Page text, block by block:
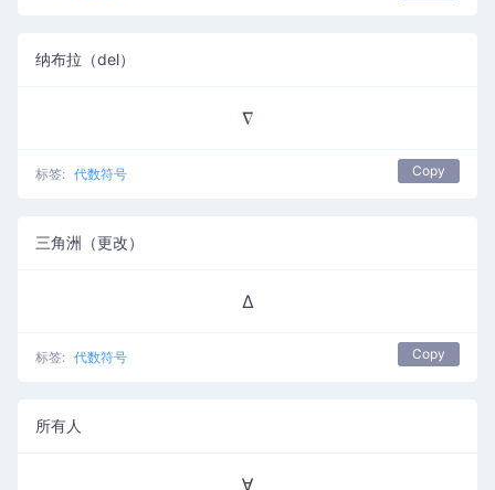
纳布拉（del）
∇
标签: 代数符号 Copy
三角洲（更改）
Δ
标签: 代数符号 Copy
所有人
∀